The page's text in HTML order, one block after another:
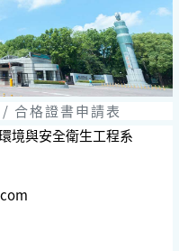
合格證書申請表
境與安全衛生工程系